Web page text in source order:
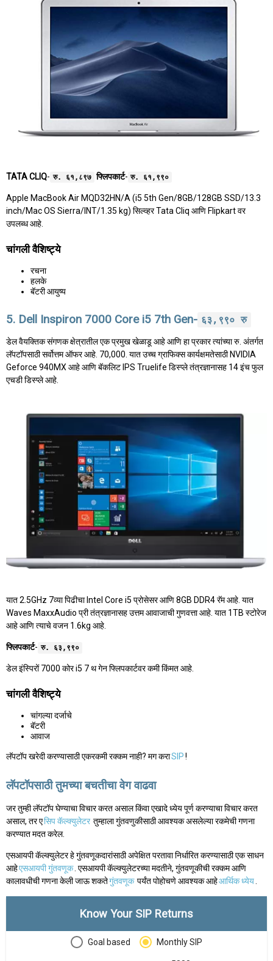
TATA CLIQ- रु. ६१,८९७ फ्लिपकार्ट- रु. ६१,९९०
Apple MacBook Air MQD32HN/A (i5 5th Gen/8GB/128GB SSD/13.3
inch/Mac OS Sierra/INT/1.35 kg) सिल्व्हर Tata Cliq आणि Flipkart वर
उपलब्ध आहे.
चांगली वैशिष्ट्ये
रचना
हलके
बॅटरी आयुष्य
5. Dell Inspiron 7000 Core i5 7th Gen- ६३,९९० रु
डेल वैयक्तिक संगणक क्षेत्रातील एक प्रमुख खेळाडू आहे आणि हा प्रकार त्यांच्या रु. अंतर्गत
लॅपटॉपसाठी सर्वोत्तम ऑफर आहे. 70,000. यात उच्च ग्राफिक्स कार्यक्षमतेसाठी NVIDIA
Geforce 940MX आहे आणि बॅकलिट IPS Truelife डिस्प्ले तंत्रज्ञानासह 14 इंच फुल
एचडी डिस्प्ले आहे.
यात 2.5GHz 7व्या पिढीचा Intel Core i5 प्रोसेसर आणि 8GB DDR4 रॅम आहे. यात
Waves MaxxAudio प्री तंत्रज्ञानासह उत्तम आवाजाची गुणवत्ता आहे. यात 1TB स्टोरेज
आहे आणि त्याचे वजन 1.6kg आहे.
फ्लिपकार्ट- रु. ६३,९९०
डेल इंस्पिरों 7000 कोर i5 7 थ गेन फ्लिपकार्टवर कमी किंमत आहे.
चांगली वैशिष्ट्ये
चांगल्या दर्जाचे
बॅटरी
आवाज
लॅपटॉप खरेदी करण्यासाठी एकरकमी रक्कम नाही? मग कराSIP!
लॅपटॉपसाठी तुमच्या बचतीचा वेग वाढवा
जर तुम्ही लॅपटॉप घेण्याचा विचार करत असाल किंवा एखादे ध्येय पूर्ण करण्याचा विचार करत
असाल, तर एसिप कॅल्क्युलेटर तुम्हाला गुंतवणुकीसाठी आवश्यक असलेल्या रकमेची गणना
करण्यात मदत करेल.
एसआयपी कॅल्क्युलेटर हे गुंतवणूकदारांसाठी अपेक्षित परतावा निर्धारित करण्यासाठी एक साधन
आहेएसआयपी गुंतवणूक . एसआयपी कॅल्क्युलेटरच्या मदतीने, गुंतवणूकीची रक्कम आणि
कालावधीची गणना केली जाऊ शकतेगुंतवणूक पर्यंत पोहोचणे आवश्यक आहेआर्थिक ध्येय
Know Your SIP Returns
Goal based Monthly SIP